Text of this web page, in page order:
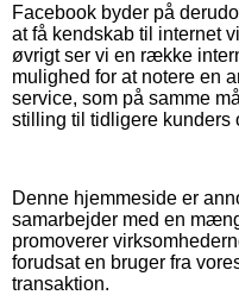
Facebook byder på
at få kendskab til internet
øvrigt ser vi en række
mulighed for at notere en
service, som på samme
stilling til tidligere kunders
Denne hjemmeside er
samarbejder med en
promoverer
forudsat en bruger fra
transaktion.